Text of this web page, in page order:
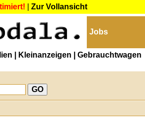
Zur Vollansicht
Jobs
| Kleinanzeigen
| Gebrauchtwagen